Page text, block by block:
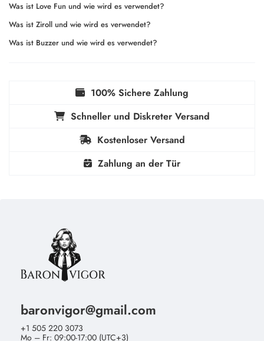
Was ist Love Fun und wie wird es verwendet?
Was ist Ziroll und wie wird es verwendet?
Was ist Buzzer und wie wird es verwendet?
100% Sichere Zahlung
Schneller und Diskreter Versand
Kostenloser Versand
Zahlung an der Tür
baronvigor@gmail.com
+1 505 220 3073
Mo – Fr: 09:00-17:00 (UTC+3)